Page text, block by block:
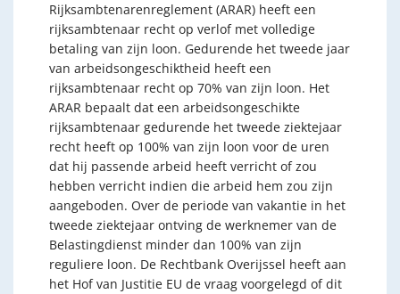
Rijksambtenarenreglement (ARAR) heeft een
rijksambtenaar recht op verlof met volledige
betaling van zijn loon. Gedurende het tweede jaar
van arbeidsongeschiktheid heeft een
rijksambtenaar recht op 70% van zijn loon. Het
ARAR bepaalt dat een arbeidsongeschikte
rijksambtenaar gedurende het tweede ziektejaar
recht heeft op 100% van zijn loon voor de uren
dat hij passende arbeid heeft verricht of zou
hebben verricht indien die arbeid hem zou zijn
aangeboden. Over de periode van vakantie in het
tweede ziektejaar ontving de werknemer van de
Belastingdienst minder dan 100% van zijn
reguliere loon. De Rechtbank Overijssel heeft aan
het Hof van Justitie EU de vraag voorgelegd of dit